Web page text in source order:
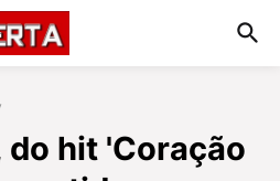
hit 'Coração